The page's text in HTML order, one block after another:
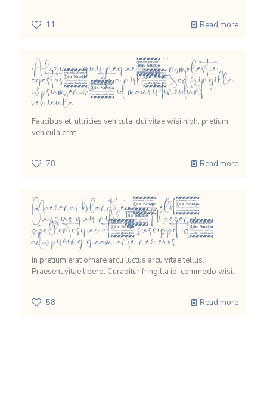
11 Read more
Aliquam quis neque. In molestie
egestas, justo a nisl. Sed fringilla
ipsum enim, id mauris tincidunt
vehicula
Faucibus et, ultricies vehicula, dui vitae wisi nibh, pretium
vehicula erat.
78 Read more
Maecenas blandit eu, elit.
Quisque quis nibh. Maecenas
pellentesque at, suscipit id,
adipiscing quam ante nec eros
In pretium erat ornare arcu luctus arcu vitae tellus.
Praesent vitae libero. Curabitur fringilla id, commodo wisi.
58 Read more